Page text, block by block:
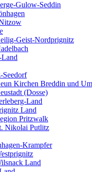
Gulow-Seddin
Geist-Nordprignitz
Seedorf
Kirchen Breddin und
(Dosse)
Land
Land
Pritzwalk
Nikolai Putlitz
Krampfer
Land